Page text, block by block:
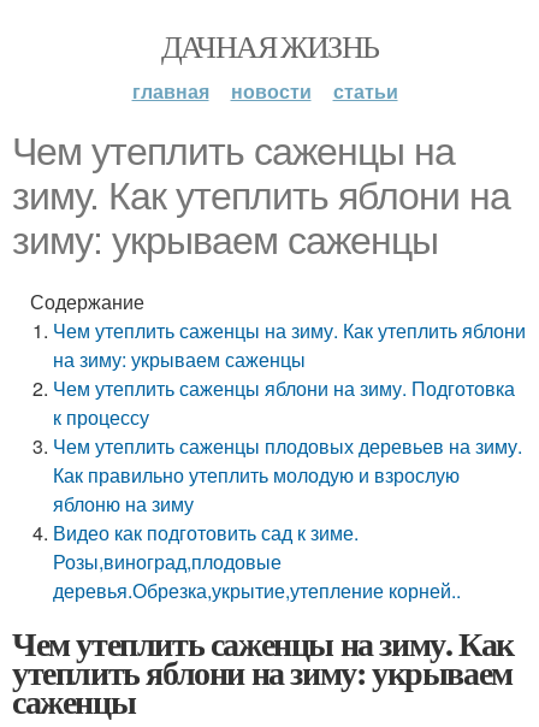
ДАЧНАЯ ЖИЗНЬ
главная новости статьи
Чем утеплить саженцы на
зиму. Как утеплить яблони на
зиму: укрываем саженцы
Содержание
Чем утеплить саженцы на зиму. Как утеплить яблони
на зиму: укрываем саженцы
Чем утеплить саженцы яблони на зиму. Подготовка
к процессу
Чем утеплить саженцы плодовых деревьев на зиму.
Как правильно утеплить молодую и взрослую
яблоню на зиму
Видео как подготовить сад к зиме.
Розы,виноград,плодовые
деревья.Обрезка,укрытие,утепление корней..
Чем утеплить саженцы на зиму. Как
утеплить яблони на зиму: укрываем
саженцы